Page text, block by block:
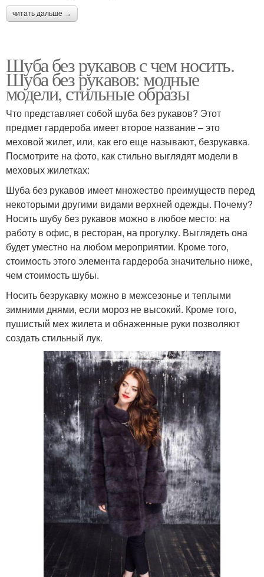
читать дальше →
Шуба без рукавов с чем носить.
Шуба без рукавов: модные
модели, стильные образы
Что представляет собой шуба без рукавов? Этот
предмет гардероба имеет второе название – это
меховой жилет, или, как его еще называют, безрукавка.
Посмотрите на фото, как стильно выглядят модели в
меховых жилетках:
Шуба без рукавов имеет множество преимуществ перед
некоторыми другими видами верхней одежды. Почему?
Носить шубу без рукавов можно в любое место: на
работу в офис, в ресторан, на прогулку. Выглядеть она
будет уместно на любом мероприятии. Кроме того,
стоимость этого элемента гардероба значительно ниже,
чем стоимость шубы.
Носить безрукавку можно в межсезонье и теплыми
зимними днями, если мороз не высокий. Кроме того,
пушистый мех жилета и обнаженные руки позволяют
создать стильный лук.